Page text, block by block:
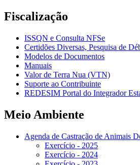
Fiscalização
ISSQN e Consulta NFSe
Certidões Diversas, Pesquisa de
Modelos de Documentos
Manuais
Valor de Terra Nua (VTN)
Suporte ao Contribuinte
REDESIM Portal do Integrador
Meio Ambiente
Agenda de Castração de Animais
Exercício - 2025
Exercício - 2024